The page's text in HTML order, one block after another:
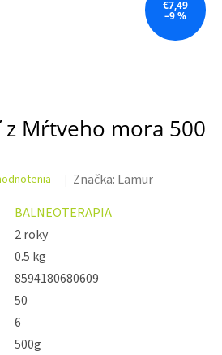
€7,49
–9 %
Mŕtveho mora 500
Značka: Lamur
BALNEOTERAPIA
2 roky
0.5 kg
8594180680609
50
6
500g